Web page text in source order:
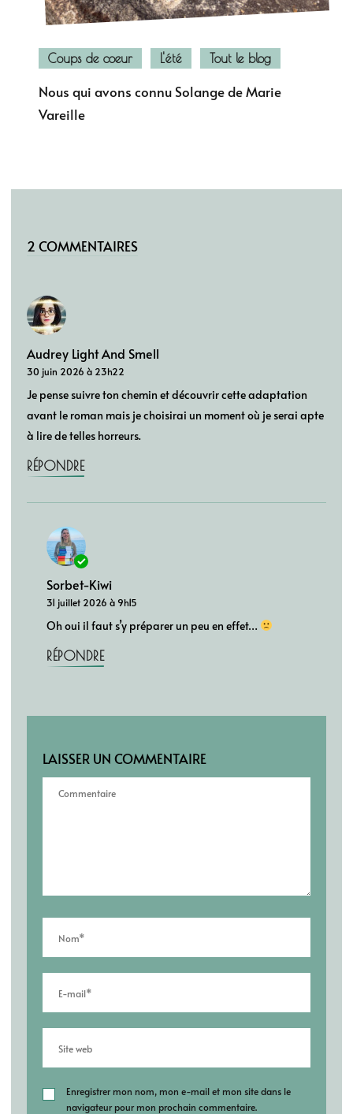
Coups de coeur L'été Tout le blog
Nous qui avons connu Solange de Marie
Vareille
2 COMMENTAIRES
Audrey Light And Smell
30 juin 2026 à 23h22
Je pense suivre ton chemin et découvrir cette adaptation
avant le roman mais je choisirai un moment où je serai apte
à lire de telles horreurs.
RÉPONDRE
Sorbet-Kiwi
31 juillet 2026 à 9h15
Oh oui il faut s’y préparer un peu en effet…
RÉPONDRE
LAISSER UN COMMENTAIRE
Enregistrer mon nom, mon e-mail et mon site dans le
navigateur pour mon prochain commentaire.